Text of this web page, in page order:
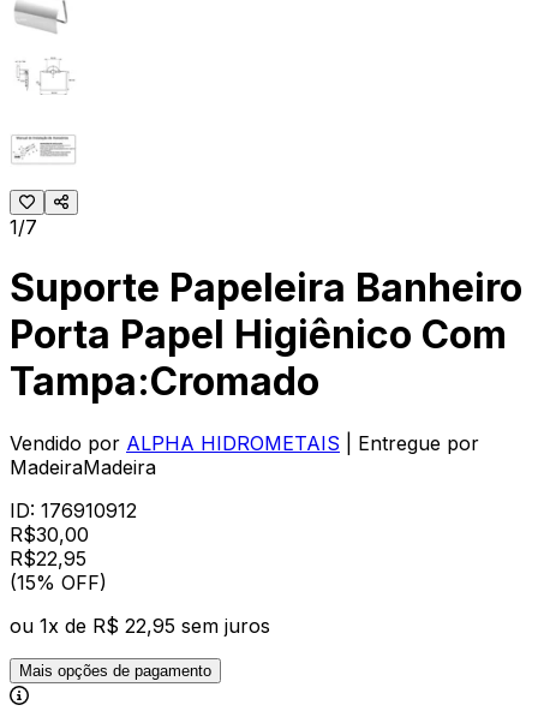
1/7
Suporte Papeleira Banheiro
Porta Papel Higiênico Com
Tampa:Cromado
Vendido por ALPHA HIDROMETAIS
| Entregue por
MadeiraMadeira
ID: 176910912
R$30,00
R$22,95
(15% OFF)
ou 1x de R$ 22,95 sem juros
Mais opções de pagamento